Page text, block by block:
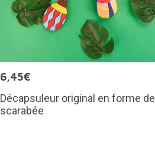
6,45€
Décapsuleur original en forme de
scarabée